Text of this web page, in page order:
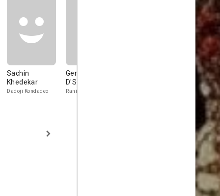
Sachin
Khedekar
Dadoji Kondadeo
Genelia
D'Souza
Rani Saibai
Vidya
Tajul
Haji Badi